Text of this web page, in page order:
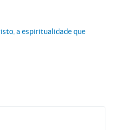
a espiritualidade que